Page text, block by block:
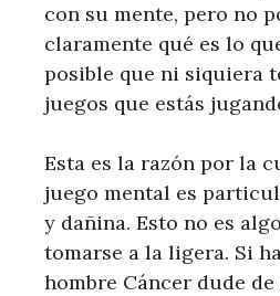
con su mente, pero no
claramente qué es lo
posible que ni siquiera
juegos que estás
Esta es la razón por la
juego mental es
y dañina. Esto no es
tomarse a la ligera. Si
hombre Cáncer dude